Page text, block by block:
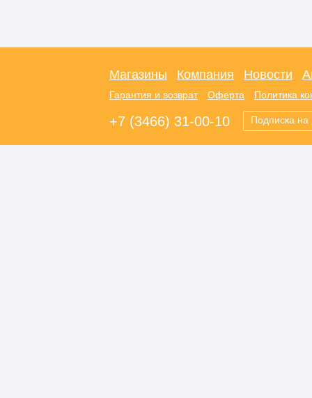
Магазины Компания Новости
Гарантия и возврат Оферта Политика
+7 (3466) 31-00-10 Подписка на